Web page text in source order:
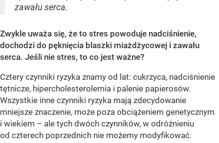
zawału serca.
Zwykle uważa się, że to stres powoduje nadciśnienie,
dochodzi do pęknięcia blaszki miażdżycowej i zawału
serca. Jeśli nie stres, to co jest ważne?
Cztery czynniki ryzyka znamy od lat: cukrzyca, nadciśnienie
tętnicze, hipercholesterolemia i palenie papierosów.
Wszystkie inne czynniki ryzyka mają zdecydowanie
mniejsze znaczenie, może poza obciążeniem genetycznym
i wiekiem – ale tych dwóch czynników, w odróżnieniu
od czterech poprzednich nie możemy modyfikować.